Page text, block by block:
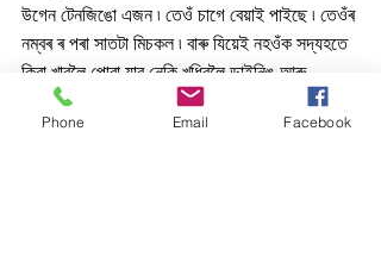
উগেন টেনজিঙো এজন ৷ তেওঁ চাগে বেয়াই পাইছে ৷ তেওঁৰ
নম্বৰ ৰ পৰা সাতটা মিচকল ৷ বাৰু যিয়েই নহওঁক সদ্যহতে
কিবা খাবলৈ পোৱা যাব নেকি খুধিবলৈ ডাইনিঙ আৰু
ৰিচেপচনত ফোন কৰি কাকোৱেই নোপোৱাত সি দুষাৰ খন
খুলি ৰুমৰ পৰা ওলাই যাব লৈ লওতেই বাহিৰৰ হিম চেঁচা
Phone Email Facebook